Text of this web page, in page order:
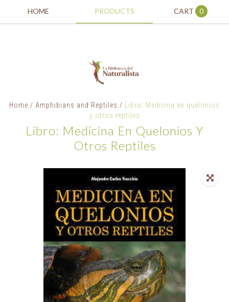
HOME PRODUCTS CART 0
Home / Amphibians and Reptiles /
Libro: Medicina en quelonios
y otros reptiles
Libro: Medicina En Quelonios Y
Otros Reptiles